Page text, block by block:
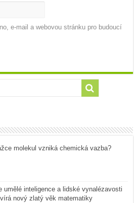
e-mail a webovou stránku pro budoucí
molekul vzniká chemická vazba?
umělé inteligence a lidské vynalézavosti
nový zlatý věk matematiky